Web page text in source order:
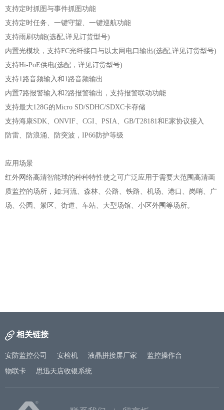
支持定时抓图与事件抓图功能
支持定时任务、一键守望、一键巡航功能
支持雨刷功能(选配,详见订货型号)
内置光模块，支持FC光纤接口与以太网电口输出(选配,详见订货型号)
支持Hi-PoE供电(选配，详见订货型号)
支持1路音频输入和1路音频输出
内置7路报警输入和2路报警输出，支持报警联动功能
支持最大128G的Micro SD/SDHC/SDXC卡存储
支持海康SDK、ONVIF、CGI、PSIA、GB/T28181和E家协议接入
防雷、防浪涌、防突波，IP66防护等级
应用场景
红外网络高清智能球的种种特性使之可广泛应用于需要大范围高清画
质监控的场所，如:河流、森林、公路、铁路、机场、港口、岗哨、广
场、公园、景区、街道、车站、大型场馆、小区外围等场所。
相关链接
安防监控公司 安检机 液晶拼接屏厂家 监控操作台
物联卡 思迅天店收银系统